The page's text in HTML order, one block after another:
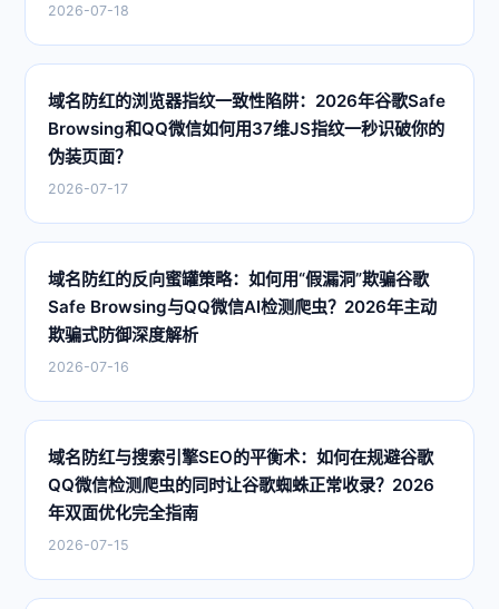
2026-07-18
域名防红的浏览器指纹一致性陷阱：2026年谷歌Safe
Browsing和QQ微信如何用37维JS指纹一秒识破你的
伪装页面？
2026-07-17
域名防红的反向蜜罐策略：如何用“假漏洞”欺骗谷歌
Safe Browsing与QQ微信AI检测爬虫？2026年主动
欺骗式防御深度解析
2026-07-16
域名防红与搜索引擎SEO的平衡术：如何在规避谷歌
QQ微信检测爬虫的同时让谷歌蜘蛛正常收录？2026
年双面优化完全指南
2026-07-15